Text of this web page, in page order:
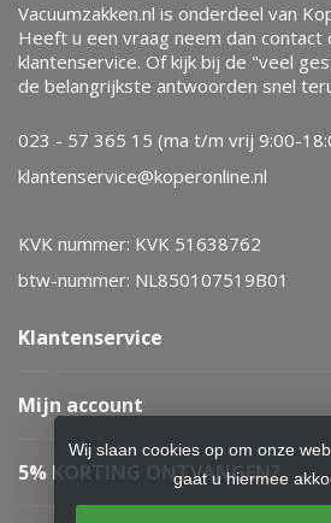
Vacuumzakken.nl is onderdeel van
Heeft u een vraag neem dan contact
klantenservice. Of kijk bij de "veel
de belangrijkste antwoorden snel
023 - 57 365 15 (ma t/m vrij 9:00-
klantenservice@koperonline.nl
KVK nummer: KVK 51638762
btw-nummer: NL850107519B01
Klantenservice
Mijn account
5% KORTING ONTVANGEN?
Wij slaan cookies op om onze
gaat u hiermee